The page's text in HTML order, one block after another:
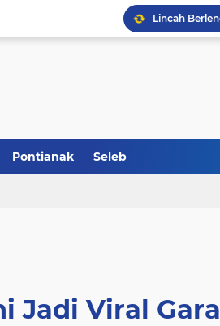
Pontianak Seleb
Jadi Viral Gara